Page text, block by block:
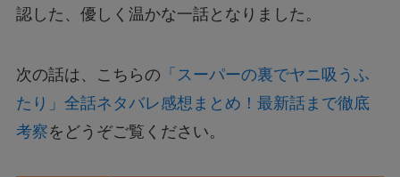
認した、優しく温かな一話となりました。
次の話は、こちらの 「スーパーの裏でヤニ吸うふ
たり」全話ネタバレ感想まとめ！最新話まで徹底
考察をどうぞご覧ください。